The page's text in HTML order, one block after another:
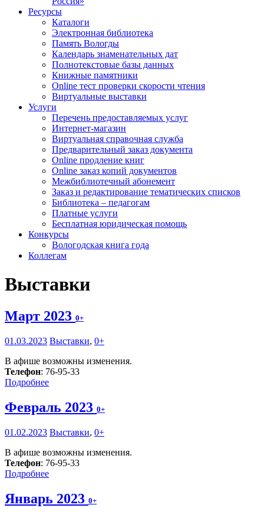
Ресурсы
Каталоги
Электронная библиотека
Память Вологды
Календарь знаменательных дат
Полнотекстовые базы данных
Книжные памятники
Online тест проверки скорости чтения
Виртуальные выставки
Услуги
Перечень предоставляемых услуг
Интернет-магазин
Виртуальная справочная служба
Предварительный заказ документа
Online продление книг
Online заказ копий документов
Межбиблиотечный абонемент
Заказ и редактирование тематических списков
Библиотека – педагогам
Платные услуги
Бесплатная юридическая помощь
Конкурсы
Вологодская книга года
Коллегам
Выставки
Март 2023 0+
01.03.2023 Выставки, 0+
В афише возможны изменения.
Телефон: 76-95-33
Подробнее
Февраль 2023 0+
01.02.2023 Выставки, 0+
В афише возможны изменения.
Телефон: 76-95-33
Подробнее
Январь 2023 0+